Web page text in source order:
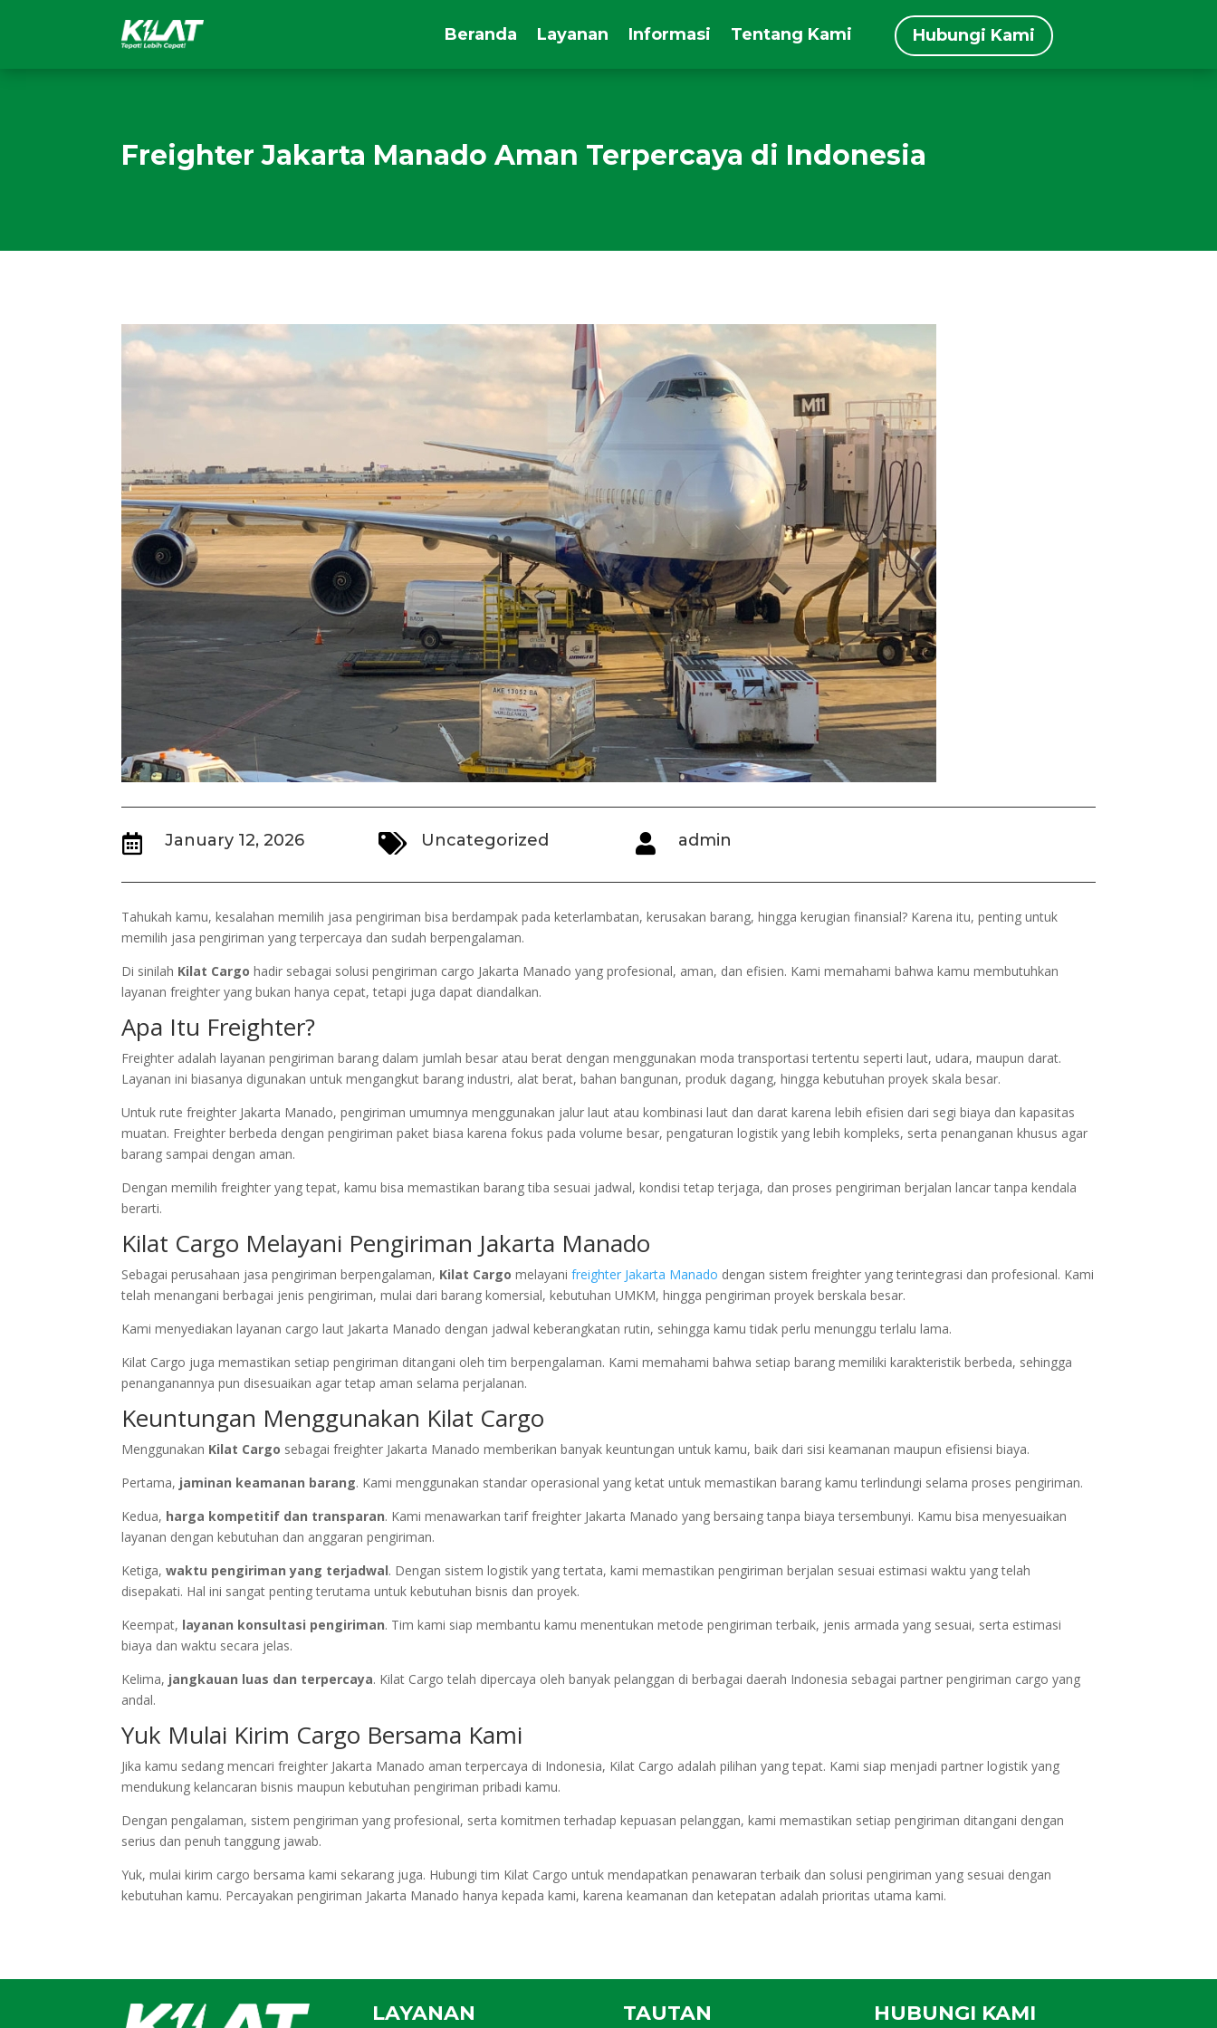
Beranda Layanan Informasi Tentang Kami Hubungi Kami
Freighter Jakarta Manado Aman Terpercaya di Indonesia
 January 12, 2026  Uncategorized  admin
Tahukah kamu, kesalahan memilih jasa pengiriman bisa berdampak pada keterlambatan, kerusakan barang, hingga kerugian finansial? Karena itu, penting untuk
memilih jasa pengiriman yang terpercaya dan sudah berpengalaman.
Di sinilah Kilat Cargo hadir sebagai solusi pengiriman cargo Jakarta Manado yang profesional, aman, dan efisien. Kami memahami bahwa kamu membutuhkan
layanan freighter yang bukan hanya cepat, tetapi juga dapat diandalkan.
Apa Itu Freighter?
Freighter adalah layanan pengiriman barang dalam jumlah besar atau berat dengan menggunakan moda transportasi tertentu seperti laut, udara, maupun darat.
Layanan ini biasanya digunakan untuk mengangkut barang industri, alat berat, bahan bangunan, produk dagang, hingga kebutuhan proyek skala besar.
Untuk rute freighter Jakarta Manado, pengiriman umumnya menggunakan jalur laut atau kombinasi laut dan darat karena lebih efisien dari segi biaya dan kapasitas
muatan. Freighter berbeda dengan pengiriman paket biasa karena fokus pada volume besar, pengaturan logistik yang lebih kompleks, serta penanganan khusus agar
barang sampai dengan aman.
Dengan memilih freighter yang tepat, kamu bisa memastikan barang tiba sesuai jadwal, kondisi tetap terjaga, dan proses pengiriman berjalan lancar tanpa kendala
berarti.
Kilat Cargo Melayani Pengiriman Jakarta Manado
Sebagai perusahaan jasa pengiriman berpengalaman, Kilat Cargomelayanifreighter Jakarta Manado dengan sistem freighter yang terintegrasi dan profesional. Kami
telah menangani berbagai jenis pengiriman, mulai dari barang komersial, kebutuhan UMKM, hingga pengiriman proyek berskala besar.
Kami menyediakan layanan cargo laut Jakarta Manado dengan jadwal keberangkatan rutin, sehingga kamu tidak perlu menunggu terlalu lama.
Kilat Cargo juga memastikan setiap pengiriman ditangani oleh tim berpengalaman. Kami memahami bahwa setiap barang memiliki karakteristik berbeda, sehingga
penanganannya pun disesuaikan agar tetap aman selama perjalanan.
Keuntungan Menggunakan Kilat Cargo
Menggunakan Kilat Cargo sebagai freighter Jakarta Manado memberikan banyak keuntungan untuk kamu, baik dari sisi keamanan maupun efisiensi biaya.
Pertama, jaminan keamanan barang. Kami menggunakan standar operasional yang ketat untuk memastikan barang kamu terlindungi selama proses pengiriman.
Kedua, harga kompetitif dan transparan. Kami menawarkan tarif freighter Jakarta Manado yang bersaing tanpa biaya tersembunyi. Kamu bisa menyesuaikan
layanan dengan kebutuhan dan anggaran pengiriman.
Ketiga,waktu pengiriman yang terjadwal. Dengan sistem logistik yang tertata, kami memastikan pengiriman berjalan sesuai estimasi waktu yang telah
disepakati. Hal ini sangat penting terutama untuk kebutuhan bisnis dan proyek.
Keempat, layanan konsultasi pengiriman. Tim kami siap membantu kamu menentukan metode pengiriman terbaik, jenis armada yang sesuai, serta estimasi
biaya dan waktu secara jelas.
Kelima, jangkauan luas dan terpercaya. Kilat Cargo telah dipercaya oleh banyak pelanggan di berbagai daerah Indonesia sebagai partner pengiriman cargo yang
andal.
Yuk Mulai Kirim Cargo Bersama Kami
Jika kamu sedang mencari freighter Jakarta Manado aman terpercaya di Indonesia, Kilat Cargo adalah pilihan yang tepat. Kami siap menjadi partner logistik yang
mendukung kelancaran bisnis maupun kebutuhan pengiriman pribadi kamu.
Dengan pengalaman, sistem pengiriman yang profesional, serta komitmen terhadap kepuasan pelanggan, kami memastikan setiap pengiriman ditangani dengan
serius dan penuh tanggung jawab.
Yuk, mulai kirim cargo bersama kami sekarang juga. Hubungi tim Kilat Cargo untuk mendapatkan penawaran terbaik dan solusi pengiriman yang sesuai dengan
kebutuhan kamu. Percayakan pengiriman Jakarta Manado hanya kepada kami, karena keamanan dan ketepatan adalah prioritas utama kami.
LAYANAN TAUTAN HUBUNGI KAMI